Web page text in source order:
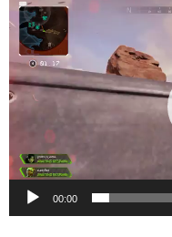
動
画
プ
レ
ー
ー
00:00